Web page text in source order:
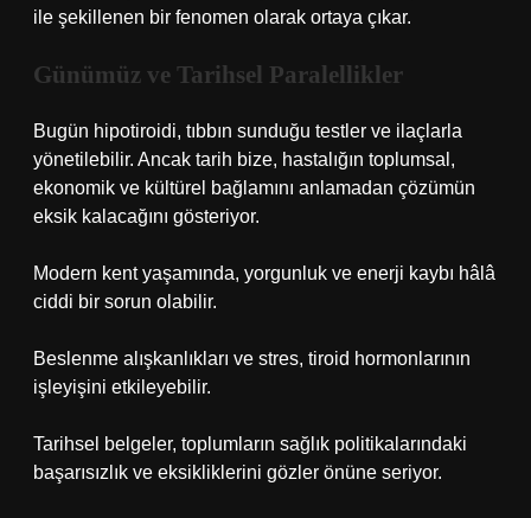
ile şekillenen bir fenomen olarak ortaya çıkar.
Günümüz ve Tarihsel Paralellikler
Bugün hipotiroidi, tıbbın sunduğu testler ve ilaçlarla
yönetilebilir. Ancak tarih bize, hastalığın toplumsal,
ekonomik ve kültürel bağlamını anlamadan çözümün
eksik kalacağını gösteriyor.
Modern kent yaşamında, yorgunluk ve enerji kaybı hâlâ
ciddi bir sorun olabilir.
Beslenme alışkanlıkları ve stres, tiroid hormonlarının
işleyişini etkileyebilir.
Tarihsel belgeler, toplumların sağlık politikalarındaki
başarısızlık ve eksikliklerini gözler önüne seriyor.